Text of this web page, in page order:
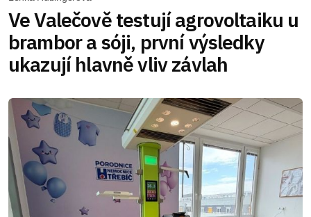
Ve Valečově testují agrovoltaiku u
brambor a sóji, první výsledky
ukazují hlavně vliv závlah